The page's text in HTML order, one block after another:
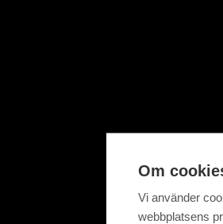
Om
Vi använder
webbplatsens